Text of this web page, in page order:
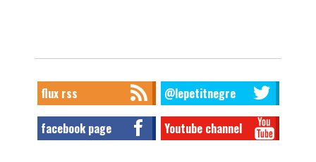
flux rss @lepetitnegre
facebook page Youtube channel